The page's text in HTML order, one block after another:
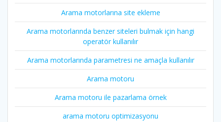
Arama motorlarına site ekleme
Arama motorlarında benzer siteleri bulmak için hangi
operatör kullanılır
Arama motorlarında parametresi ne amaçla kullanılır
Arama motoru
Arama motoru ile pazarlama örnek
arama motoru optimizasyonu